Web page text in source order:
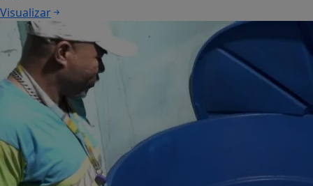
Visualizar